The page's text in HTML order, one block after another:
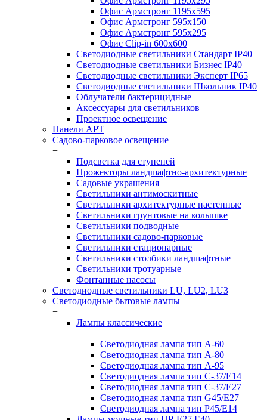
Офис Армстронг 1195x595
Офис Армстронг 595x150
Офис Армстронг 595x295
Офис Clip-in 600x600
Светодиодные светильники Стандарт IP40
Светодиодные светильники Бизнес IP40
Светодиодные светильники Эксперт IP65
Светодиодные светильники Школьник IP40
Облучатели бактерицидные
Аксессуары для светильников
Проектное освещение
Панели АРТ
Садово-парковое освещение
+
Подсветка для ступеней
Прожекторы ландшафтно-архитектурные
Садовые украшения
Светильники антимоскитные
Светильники архитектурные настенные
Светильники грунтовые на колышке
Светильники подводные
Светильники садово-парковые
Светильники стационарные
Светильники столбики ландшафтные
Светильники тротуарные
Фонтанные насосы
Светодиодные светильники LU, LU2, LU3
Светодиодные бытовые лампы
+
Лампы классические
+
Светодиодная лампа тип A-60
Светодиодная лампа тип A-80
Светодиодная лампа тип A-95
Светодиодная лампа тип C-37/Е14
Светодиодная лампа тип C-37/Е27
Светодиодная лампа тип G45/E27
Светодиодная лампа тип P45/E14